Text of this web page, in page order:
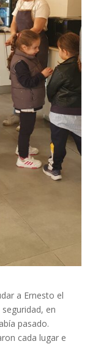
a Ernesto el
en
pasado.
cada lugar e